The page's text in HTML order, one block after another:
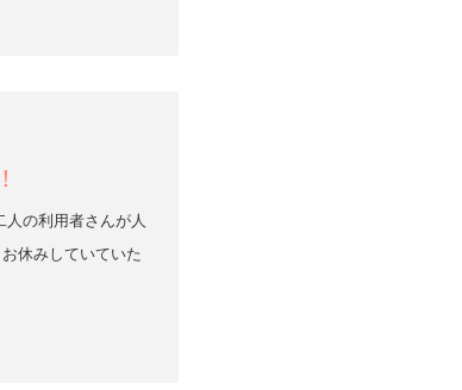
人の利用者さんが人
休みしていていた